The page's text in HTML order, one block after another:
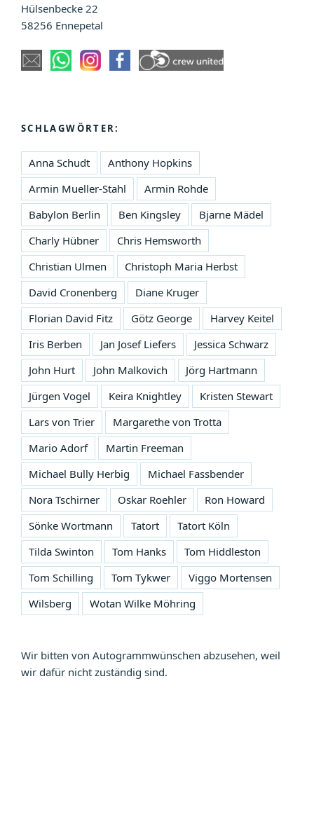
Hülsenbecke 22
58256 Ennepetal
SCHLAGWÖRTER:
Anna Schudt
Anthony Hopkins
Armin Mueller-Stahl
Armin Rohde
Babylon Berlin
Ben Kingsley
Bjarne Mädel
Charly Hübner
Chris Hemsworth
Christian Ulmen
Christoph Maria Herbst
David Cronenberg
Diane Kruger
Florian David Fitz
Götz George
Harvey Keitel
Iris Berben
Jan Josef Liefers
Jessica Schwarz
John Hurt
John Malkovich
Jörg Hartmann
Jürgen Vogel
Keira Knightley
Kristen Stewart
Lars von Trier
Margarethe von Trotta
Mario Adorf
Martin Freeman
Michael Bully Herbig
Michael Fassbender
Nora Tschirner
Oskar Roehler
Ron Howard
Sönke Wortmann
Tatort
Tatort Köln
Tilda Swinton
Tom Hanks
Tom Hiddleston
Tom Schilling
Tom Tykwer
Viggo Mortensen
Wilsberg
Wotan Wilke Möhring
Wir bitten von Autogrammwünschen abzusehen, weil
wir dafür nicht zuständig sind.